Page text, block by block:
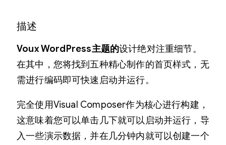
d
P
e
s
主
题
描述
Voux WordPress主题的设计绝对注重细节。
在其中，您将找到五种精心制作的首页样式，无
需进行编码即可快速启动并运行。
完全使用Visual Composer作为核心进行构建，
这意味着您可以单击几下就可以启动并运行，导
入一些演示数据，并在几分钟内就可以创建一个